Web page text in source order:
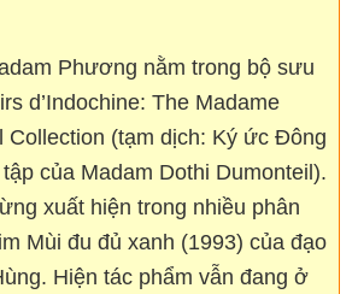
Phương nằm trong bộ sưu
d’Indochine: The Madame
Collection (tạm dịch: Ký ức Đông
của Madam Dothi Dumonteil).
xuất hiện trong nhiều phân
Mùi đu đủ xanh (1993) của đạo
Hiện tác phẩm vẫn đang ở